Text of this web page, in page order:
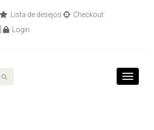
Lista de desejos
Checkout
Login
Toggle